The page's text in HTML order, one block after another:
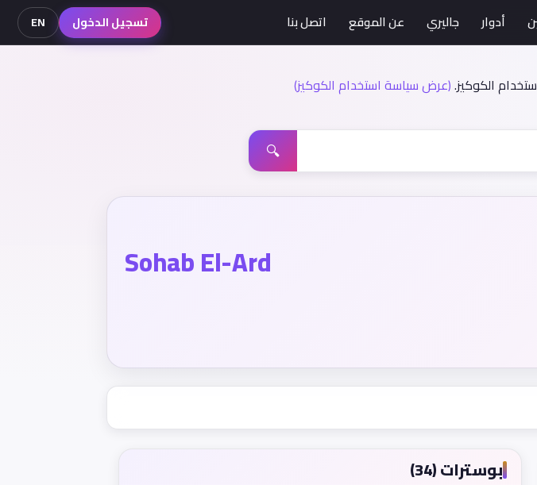
الكوكيز.(عرض سياسة استخدام الكوكيز)
أدوار جاليري عن الموقع اتصل بنا تسجيل الدخول EN
🔍
Sohab El-Ard
بوسترات (34)